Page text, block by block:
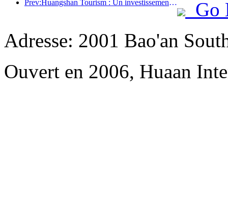
Prev:Huangshan Tourism : Un investissement de 530 millions de yuans est prévu pour la rénovation des hôtels.
Go
Adresse: 2001 Bao'an
Ouvert en 2006, Huaan